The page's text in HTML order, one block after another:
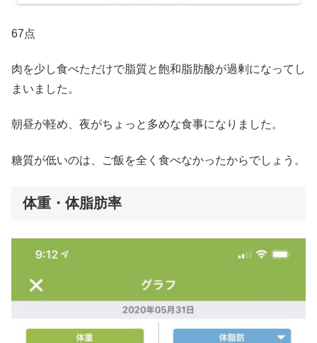
67点
肉を少し食べただけで脂質と飽和脂肪酸が過剰になってし
まいました。
朝昼が軽め、夜がちょっと多めな食事になりました。
糖質が低いのは、ご飯を全く食べなかったからでしょう。
体重・体脂肪率